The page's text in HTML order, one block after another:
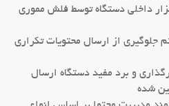
داخلی دستگاه توسط فلش مموری
جلوگیری از ارسال محتویات تکراری
و برد مفید دستگاه ارسال
شده